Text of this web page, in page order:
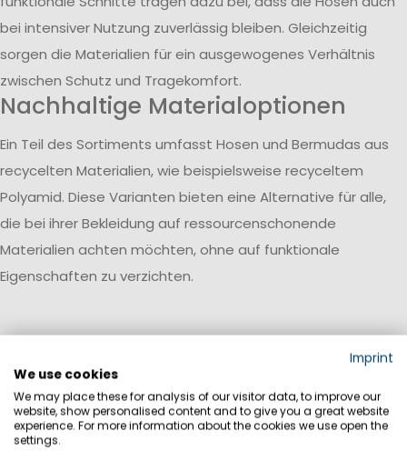
bei intensiver Nutzung zuverlässig bleiben. Gleichzeitig
sorgen die Materialien für ein ausgewogenes Verhältnis
zwischen Schutz und Tragekomfort.
Nachhaltige Materialoptionen
Ein Teil des Sortiments umfasst Hosen und Bermudas aus
recycelten Materialien, wie beispielsweise recyceltem
Polyamid. Diese Varianten bieten eine Alternative für alle,
die bei ihrer Bekleidung auf ressourcenschonende
Materialien achten möchten, ohne auf funktionale
Eigenschaften zu verzichten.
Imprint
We use cookies
We may place these for analysis of our visitor data, to improve our
website, show personalised content and to give you a great website
experience. For more information about the cookies we use open the
settings.